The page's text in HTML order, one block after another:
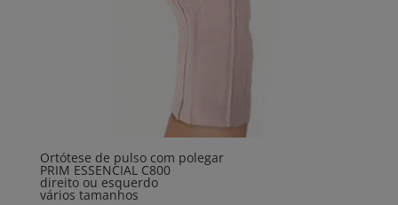
Ortótese de pulso com polegar
PRIM ESSENCIAL C800
direito ou esquerdo
vários tamanhos